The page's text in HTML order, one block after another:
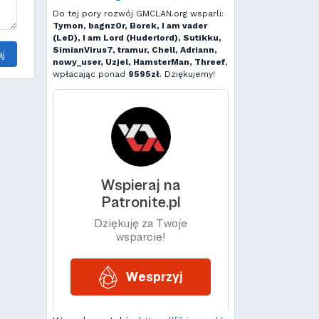
Do tej pory rozwój GMCLAN.org wsparli:
Tymon, bagnz0r, Borek, I am vader
(LeD), I am Lord (Huderlord), Sutikku,
SimianVirus7, tramur, Chell, Adriann,
nowy_user, Uzjel, HamsterMan, Threef,
wpłacając ponad 9595zł. Dziękujemy!